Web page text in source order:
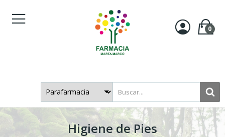
0
Higiene de Pies